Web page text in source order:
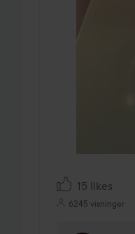
15 likes
6245 visninger